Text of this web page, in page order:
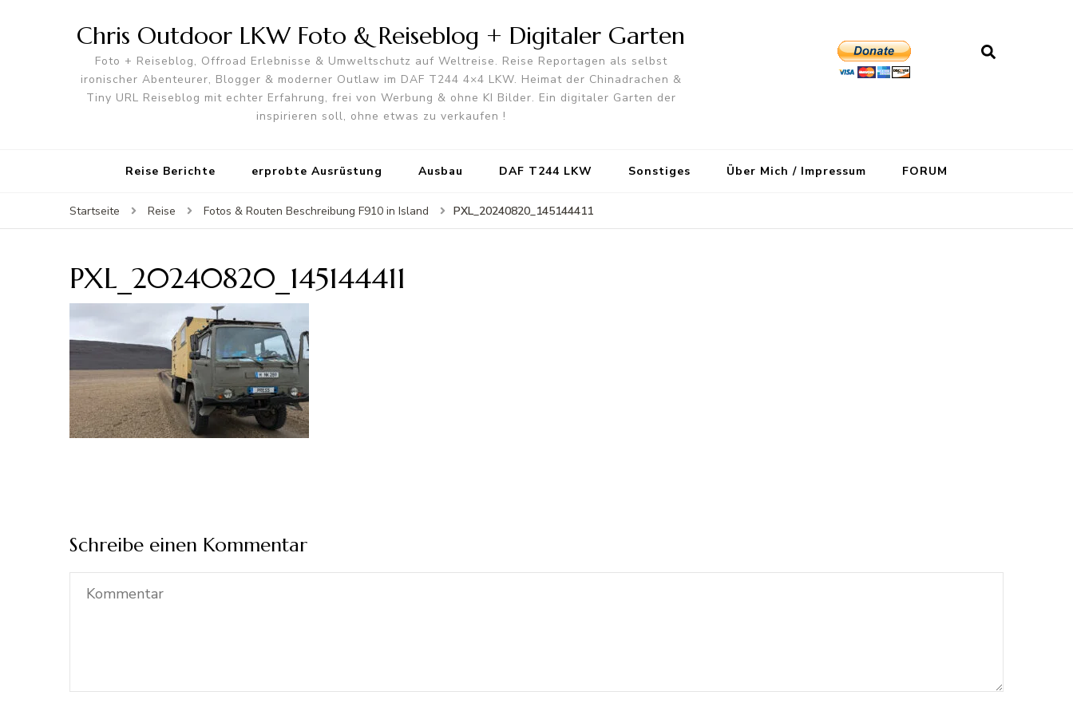
Chris Outdoor LKW Foto & Reiseblog + Digitaler Garten
Foto + Reiseblog, Offroad Erlebnisse & Umweltschutz auf Weltreise. Reise Reportagen als selbst
ironischer Abenteurer, Blogger & moderner Outlaw im DAF T244 4×4 LKW. Heimat der Chinadrachen &
Tiny URL Reiseblog mit echter Erfahrung, frei von Werbung & ohne KI Bilder. Ein digitaler Garten der
inspirieren soll, ohne etwas zu verkaufen !
Reise Berichte erprobte Ausrüstung Ausbau DAF T244 LKW Sonstiges Über Mich / Impressum FORUM
Startseite Reise Fotos & Routen Beschreibung F910 in Island PXL_20240820_145144411
PXL_20240820_145144411
Schreibe einen Kommentar